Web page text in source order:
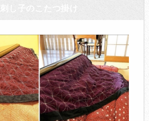
刺し子のこたつ掛け